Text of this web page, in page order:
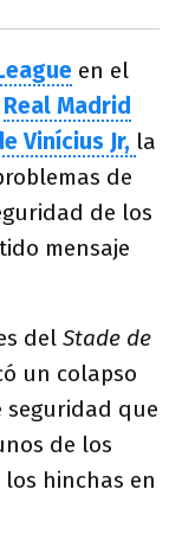
en el
Real Madrid
Vinícius Jr, la
de
de los
mensaje
del Stade de
un colapso
seguridad que
de los
hinchas en